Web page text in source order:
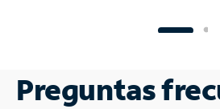
Preguntas